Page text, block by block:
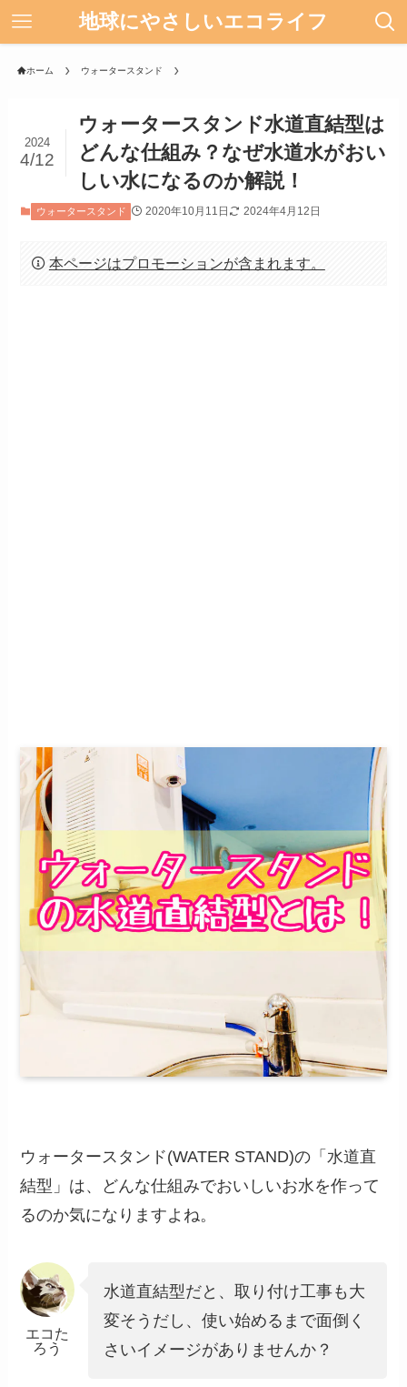
地球にやさしいエコライフ
ホーム ウォータースタンド
ウォータースタンド水道直結型は
どんな仕組み？なぜ水道水がおい
しい水になるのか解説！
2024
4/12
ウォータースタンド 2020年10月11日 2024年4月12日
本ページはプロモーションが含まれます。
ウォータースタンド(WATER STAND)の「水道直
結型」は、どんな仕組みでおいしいお水を作って
るのか気になりますよね。
エコた
ろう
水道直結型だと、取り付け工事も大
変そうだし、使い始めるまで面倒く
さいイメージがありませんか？